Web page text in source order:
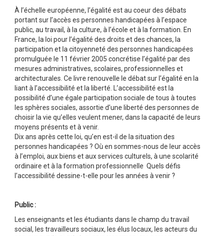
À l’échelle européenne, l’égalité est au coeur des débats
portant sur l’accès es personnes handicapées à l’espace
public, au travail, à la culture, à l’école et à la formation. En
France, la loi pour l’égalité des droits et des chances, la
participation et la citoyenneté des personnes handicapées
promulguée le 11 février 2005 concrétise l’égalité par des
mesures administratives, scolaires, professionnelles et
architecturales. Ce livre renouvelle le débat sur l’égalité en la
liant à l’accessibilité et la liberté. L’accessibilité est la
possibilité d’une égale participation sociale de tous à toutes
les sphères sociales, assortie d’une liberté des personnes de
choisir la vie qu’elles veulent mener, dans la capacité de leurs
moyens présents et à venir.
Dix ans après cette loi, qu’en est-il de la situation des
personnes handicapées ? Où en sommes-nous de leur accès
à l’emploi, aux biens et aux services culturels, à une scolarité
ordinaire et à la formation professionnelle Quels défis
l’accessibilité dessine-t-elle pour les années à venir ?
Public :
Les enseignants et les étudiants dans le champ du travail
social, les travailleurs sociaux, les élus locaux, les acteurs du